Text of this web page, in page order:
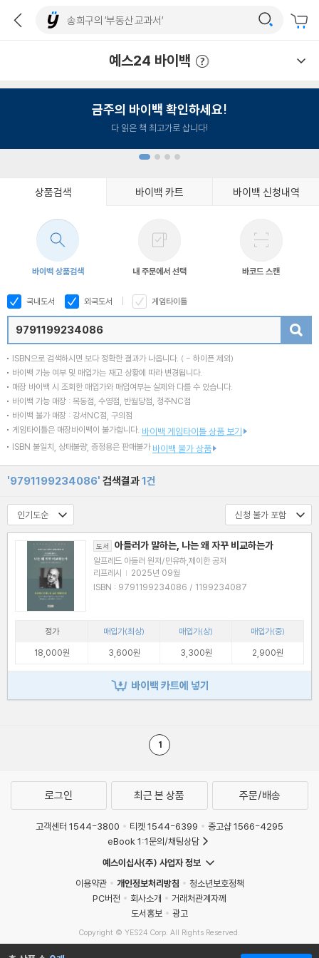
예스24 바이백
금주의 바이백 확인하세요!
다 읽은 책 최고가로 삽니다!
상품검색 바이백 카트 바이백 신청내역
바이백 상품검색 내 주문에서 선택 바코드 스캔
국내도서 외국도서 게임타이틀
ISBN으로 검색하시면 보다 정확한 결과가 나옵니다. ( - 하이픈 제외)
바이백 가능 여부 및 매입가는 재고 상황에 따라 변경됩니다.
매장 바이백 시 조회한 매입가와 매입여부는 실제와 다를 수 있습니다.
바이백 가능 매장 : 목동점, 수영점, 반월당점, 청주NC점
바이백 불가 매장 : 강서NC점, 구의점
게임타이틀은 매장바이백이 불가합니다. 바이백 게임타이틀 상품 보기
ISBN 불일치, 상태불량, 증정용은 판매불가 바이백 불가 상품
'9791199234086' 검색결과1건
도서 아들러가 말하는, 나는 왜 자꾸 비교하는가
알프레드 아들러 원저/민유하,제이한 공저
리프레시 | 2025년 09월
ISBN : 9791199234086 / 1199234087
정가 매입가(최상) 매입가(상)
매입가(중)
18,000원
3,600원 3,300원 2,900원
바이백 카트에 넣기
1
로그인 최근 본 상품 주문/배송
고객센터 1544-3800 티켓 1544-6399
중고샵 1566-4295
eBook 1:1문의/채팅상담
예스이십사(주) 사업자 정보
이용약관
개인정보처리방침
청소년보호정책
PC버전
회사소개
거래처관계자께
도서홍보
광고
Copyright © YES24 Corp. All Rights Reserved.
MATOM4